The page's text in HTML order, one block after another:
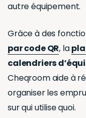
autre équipement.
Grâce à des
par code QR, la
calendriers
Cheqroom aide à
organiser les
sur qui utilise quoi.